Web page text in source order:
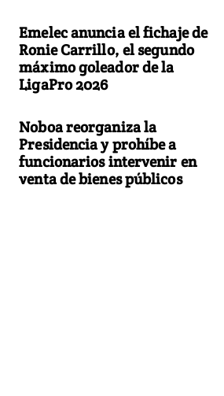
Emelec anuncia el fichaje de
Ronie Carrillo, el segundo
máximo goleador de la
LigaPro 2026
Noboa reorganiza la
Presidencia y prohíbe a
funcionarios intervenir en
venta de bienes públicos